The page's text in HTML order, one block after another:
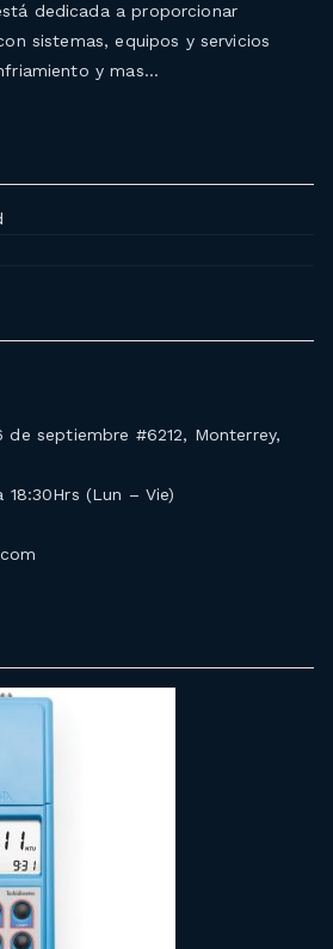
dedicada a proporcionar
sistemas, equipos y servicios
y mas…
de septiembre #6212, Monterrey,
18:30Hrs (Lun – Vie)